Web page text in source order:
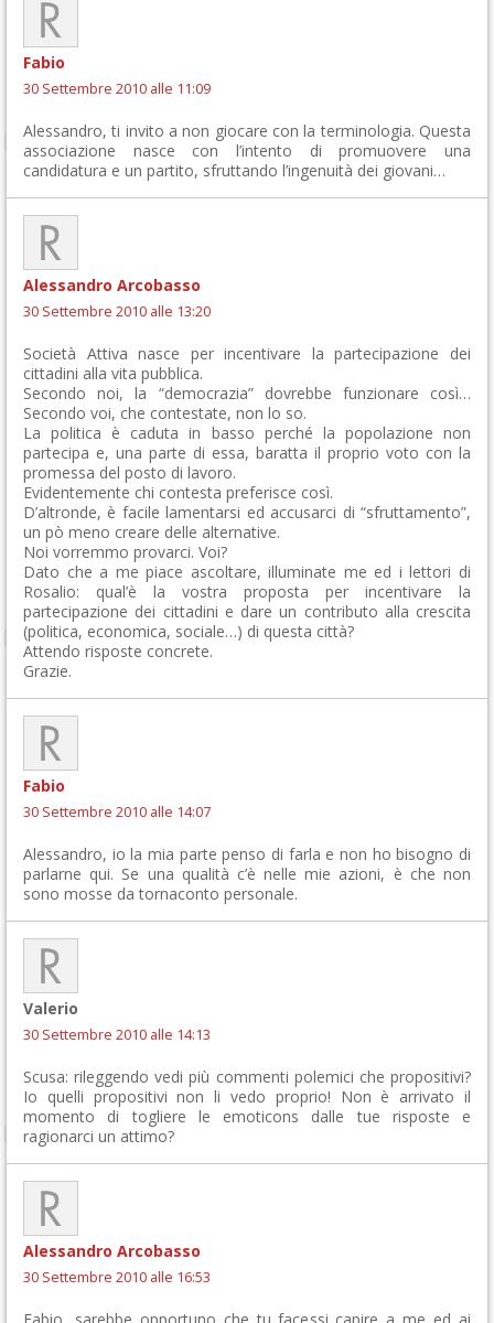
Fabio
30 Settembre 2010 alle 11:09
Alessandro, ti invito a non giocare con la terminologia. Questa
associazione nasce con l’intento di promuovere una
candidatura e un partito, sfruttando l’ingenuità dei giovani…
Alessandro Arcobasso
30 Settembre 2010 alle 13:20
Società Attiva nasce per incentivare la partecipazione dei
cittadini alla vita pubblica.
Secondo noi, la “democrazia” dovrebbe funzionare così…
Secondo voi, che contestate, non lo so.
La politica è caduta in basso perché la popolazione non
partecipa e, una parte di essa, baratta il proprio voto con la
promessa del posto di lavoro.
Evidentemente chi contesta preferisce così.
D’altronde, è facile lamentarsi ed accusarci di “sfruttamento”,
un pò meno creare delle alternative.
Noi vorremmo provarci. Voi?
Dato che a me piace ascoltare, illuminate me ed i lettori di
Rosalio: qual’è la vostra proposta per incentivare la
partecipazione dei cittadini e dare un contributo alla crescita
(politica, economica, sociale…) di questa città?
Attendo risposte concrete.
Grazie.
Fabio
30 Settembre 2010 alle 14:07
Alessandro, io la mia parte penso di farla e non ho bisogno di
parlarne qui. Se una qualità c’è nelle mie azioni, è che non
sono mosse da tornaconto personale.
Valerio
30 Settembre 2010 alle 14:13
Scusa: rileggendo vedi più commenti polemici che propositivi?
Io quelli propositivi non li vedo proprio! Non è arrivato il
momento di togliere le emoticons dalle tue risposte e
ragionarci un attimo?
Alessandro Arcobasso
30 Settembre 2010 alle 16:53
Fabio, sarebbe opportuno che tu facessi capire a me ed ai